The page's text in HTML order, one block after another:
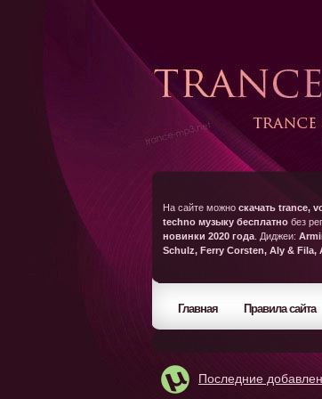
На сайте можно скачать trance,
techno музыку бесплатно без
новинки 2020 года . Диджеи:
Schulz, Ferry Corsten, Aly & Fila,
Главная Правила сайта
Последние